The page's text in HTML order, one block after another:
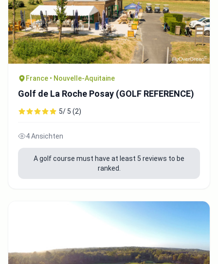
France • Nouvelle-Aquitaine
Golf de La Roche Posay (GOLF REFERENCE)
5/ 5 (2)
4 Ansichten
A golf course must have at least 5 reviews to be
ranked.